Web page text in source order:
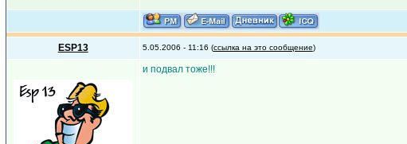
ESP13 5.05.2006 - 11:16 (ссылка на это сообщение)
и подвал тоже!!!